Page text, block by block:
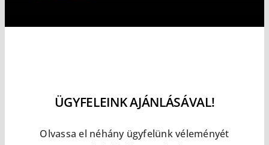
ÜGYFELEINK AJÁNLÁSÁVAL!
Olvassa el néhány ügyfelünk véleményét